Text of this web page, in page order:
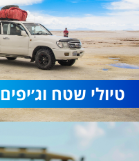
טיולי שטח וג׳יפים